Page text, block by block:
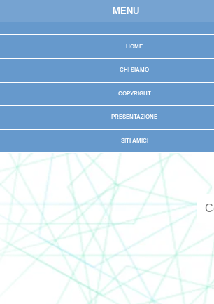
MENU
HOME
CHI SIAMO
COPYRIGHT
PRESENTAZIONE
SITI AMICI